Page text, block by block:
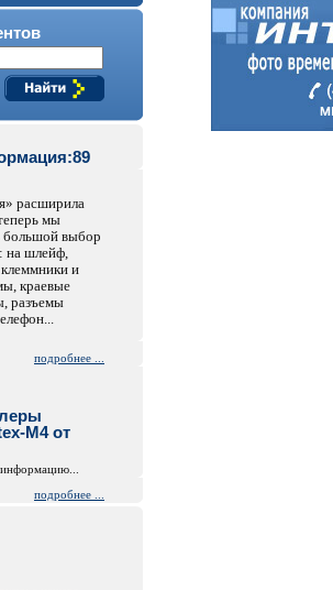
расширила
мы
выбор
на шлейф,
и
краевые
разъемы
подробнее ...
M4 от
подробнее ...